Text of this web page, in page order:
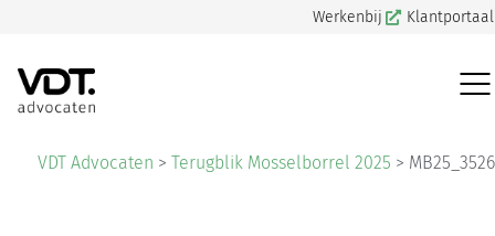
Werkenbij Klantportaal
VDT Advocaten > Terugblik Mosselborrel 2025 > MB25_3526